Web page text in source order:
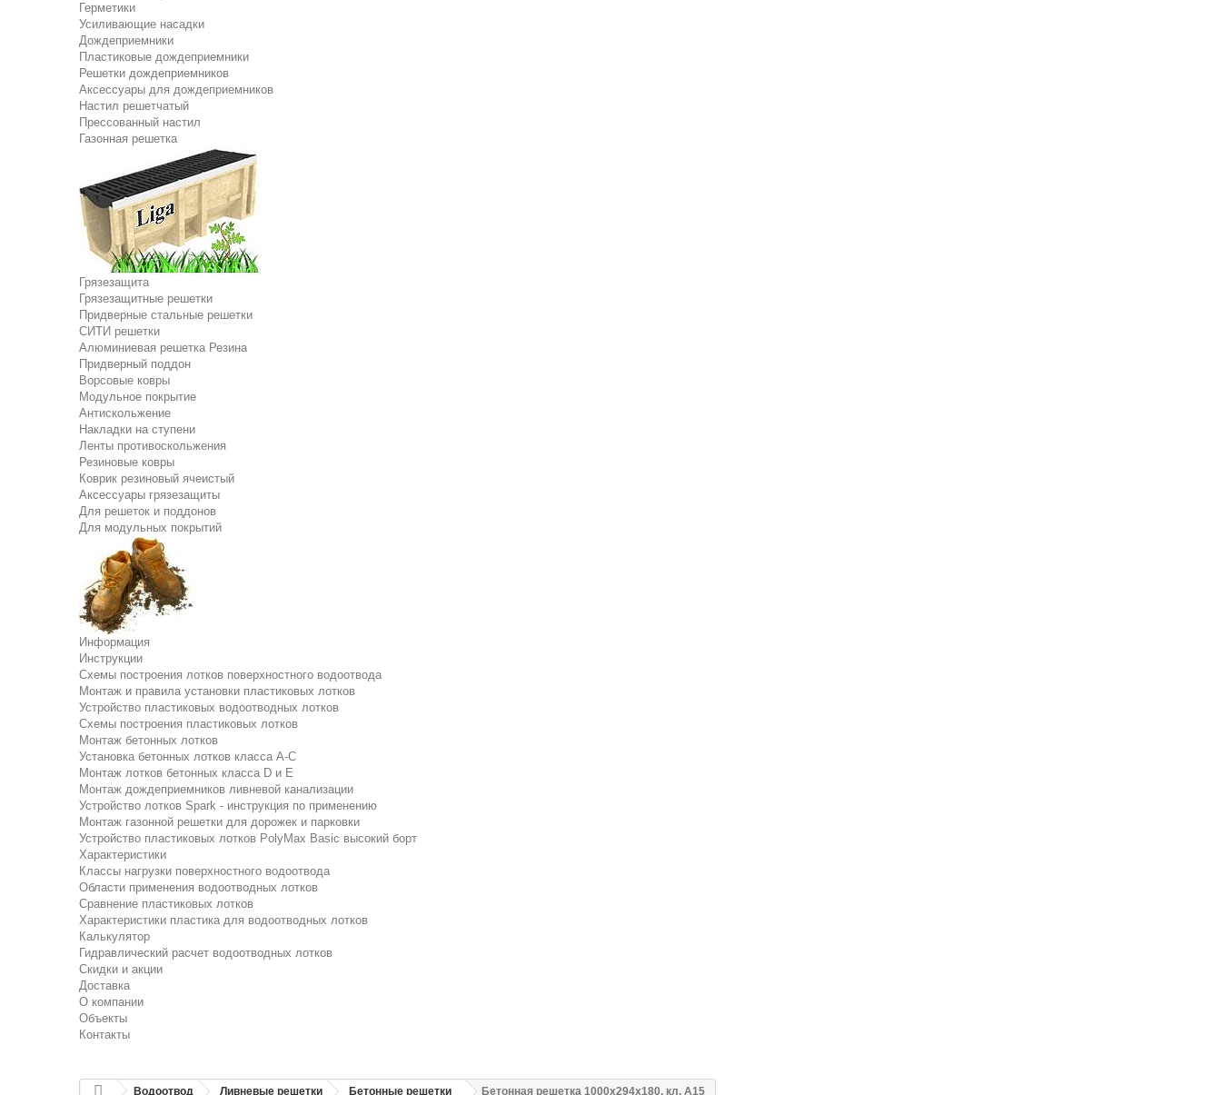
Герметики
Усиливающие насадки
Дождеприемники
Пластиковые дождеприемники
Решетки дождеприемников
Аксессуары для дождеприемников
Настил решетчатый
Прессованный настил
Газонная решетка
Грязезащита
Грязезащитные решетки
Придверные стальные решетки
СИТИ решетки
Алюминиевая решетка Резина
Придверный поддон
Ворсовые ковры
Модульное покрытие
Антискольжение
Накладки на ступени
Ленты противоскольжения
Резиновые ковры
Коврик резиновый ячеистый
Аксессуары грязезащиты
Для решеток и поддонов
Для модульных покрытий
Информация
Инструкции
Схемы построения лотков поверхностного водоотвода
Монтаж и правила установки пластиковых лотков
Устройство пластиковых водоотводных лотков
Схемы построения пластиковых лотков
Монтаж бетонных лотков
Установка бетонных лотков класса A-C
Монтаж лотков бетонных класса D и E
Монтаж дождеприемников ливневой канализации
Устройство лотков Spark - инструкция по применению
Монтаж газонной решетки для дорожек и парковки
Устройство пластиковых лотков PolyMax Basic высокий борт
Характеристики
Классы нагрузки поверхностного водоотвода
Области применения водоотводных лотков
Сравнение пластиковых лотков
Характеристики пластика для водоотводных лотков
Калькулятор
Гидравлический расчет водоотводных лотков
Скидки и акции
Доставка
О компании
Объекты
Контакты
Водоотвод Ливневые решетки Бетонные решетки Бетонная решетка 1000х294х180, кл. A15